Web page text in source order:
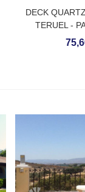
DECK
TERUEL -
CONTÍNUOS